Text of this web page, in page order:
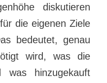
diskutieren
die eigenen Ziele
bedeutet, genau
wird, was die
was hinzugekauft